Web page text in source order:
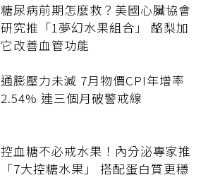
糖尿病前期怎麼救？美國心臟協會
研究推「1夢幻水果組合」 酪梨加
它改善血管功能
通膨壓力未減 7月物價CPI年增率
2.54% 連三個月破警戒線
控血糖不必戒水果！內分泌專家推
「7大控糖水果」 搭配蛋白質更穩